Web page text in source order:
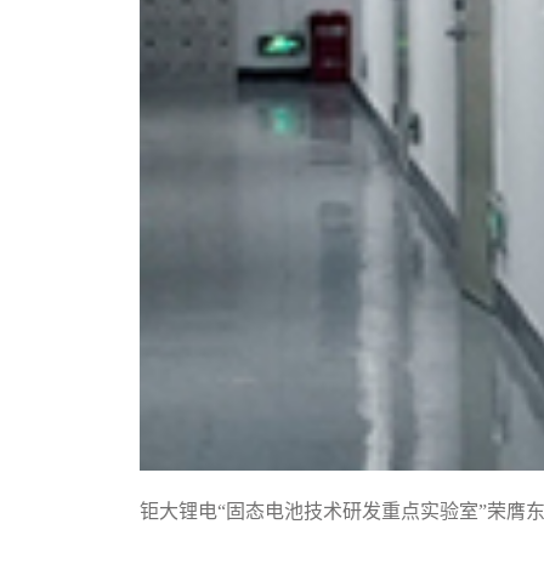
钜大锂电“固态电池技术研发重点实验室”荣膺